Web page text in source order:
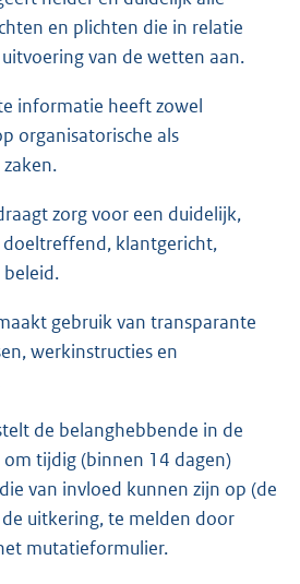
en plichten die in relatie
van de wetten aan.
informatie heeft zowel
organisatorische als
zorg voor een duidelijk,
doeltreffend, klantgericht,
gebruik van transparante
werkinstructies en
de belanghebbende in de
om tijdig (binnen 14 dagen)
van invloed kunnen zijn op (de
uitkering, te melden door
mutatieformulier.